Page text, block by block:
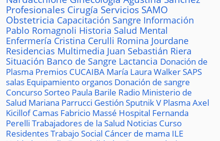
Profesionales Cirugía Servicios SAMO
Obstetricia Capacitación Sangre Información
Pablo Romagnoli Historia Salud Mental
Enfermería Cristina Cerulli Romina Jourdane
Residencias Multimedia Juan Sebastián Riera
Situación Banco de Sangre Lactancia Donación de
Plasma Premios CUCAIBA María Laura WalkerSAPS
salas Equipamiento organos Donación de sangre
ConcursoSorteo Paula Barile Radio Ministerio de
Salud Mariana Parrucci Gestión Sputnik V Plasma Axel
KicillofCamas Fabricio Massé Hospital Fernanda
Perelli Trabajadores de la Salud Noticias Curso
ResidentesTrabajo Social Cáncer de mama ILE